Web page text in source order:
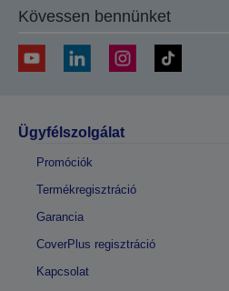
Kövessen bennünket
Ügyfélszolgálat
Promóciók
Termékregisztráció
Garancia
CoverPlus regisztráció
Kapcsolat